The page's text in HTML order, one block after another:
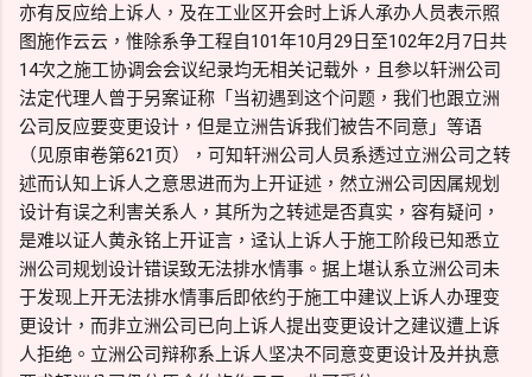
亦有反应给上诉人，及在工业区开会时上诉人承办人员表示照
图施作云云，惟除系争工程自101年10月29日至102年2月7日共
14次之施工协调会会议纪录均无相关记载外，且参以轩洲公司
法定代理人曾于另案证称「当初遇到这个问题，我们也跟立洲
公司反应要变更设计，但是立洲告诉我们被告不同意」等语
（见原审卷第621页），可知轩洲公司人员系透过立洲公司之转
述而认知上诉人之意思进而为上开证述，然立洲公司因属规划
设计有误之利害关系人，其所为之转述是否真实，容有疑问，
是难以证人黄永铭上开证言，迳认上诉人于施工阶段已知悉立
洲公司规划设计错误致无法排水情事。据上堪认系立洲公司未
于发现上开无法排水情事后即依约于施工中建议上诉人办理变
更设计，而非立洲公司已向上诉人提出变更设计之建议遭上诉
人拒绝。立洲公司辩称系上诉人坚决不同意变更设计及并执意